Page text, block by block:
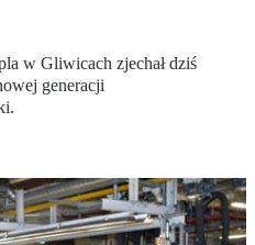
w Gliwicach zjechał dziś
generacji